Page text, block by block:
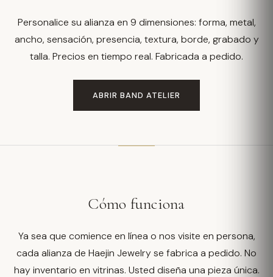
Personalice su alianza en 9 dimensiones: forma, metal,
ancho, sensación, presencia, textura, borde, grabado y
talla. Precios en tiempo real. Fabricada a pedido.
ABRIR BAND ATELIER
Cómo funciona
Ya sea que comience en línea o nos visite en persona,
cada alianza de Haejin Jewelry se fabrica a pedido. No
hay inventario en vitrinas. Usted diseña una pieza única.